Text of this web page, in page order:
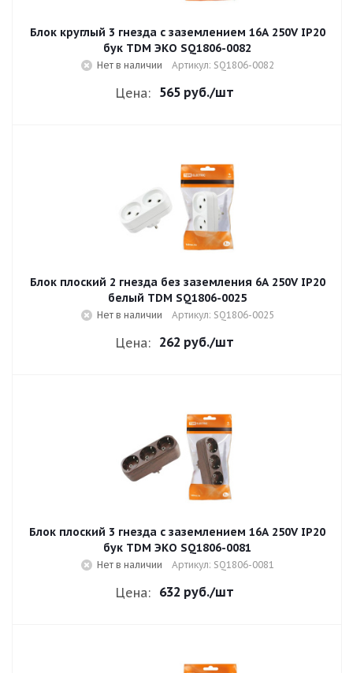
Блок круглый 3 гнезда с заземлением 16A 250V IP20
бук TDM ЭКО SQ1806-0082
Нет в наличии Артикул: SQ1806-0082
Цена: 565 руб./шт
Блок плоский 2 гнезда без заземления 6A 250V IP20
белый TDM SQ1806-0025
Нет в наличии Артикул: SQ1806-0025
Цена: 262 руб./шт
Блок плоский 3 гнезда с заземлением 16A 250V IP20
бук TDM ЭКО SQ1806-0081
Нет в наличии Артикул: SQ1806-0081
Цена: 632 руб./шт